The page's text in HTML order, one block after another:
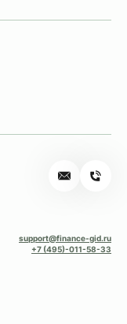
support@finance-gid.ru
+7 (495)-011-58-33